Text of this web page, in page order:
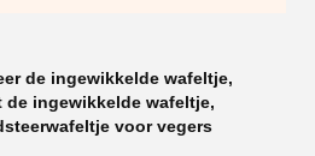
de ingewikkelde wafeltje,
de ingewikkelde wafeltje,
voor vegers